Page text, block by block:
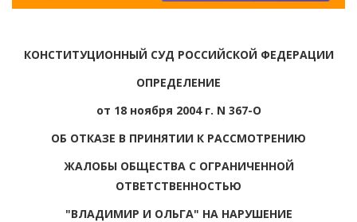
КОНСТИТУЦИОННЫЙ СУД РОССИЙСКОЙ ФЕДЕРАЦИИ
ОПРЕДЕЛЕНИЕ
от 18 ноября 2004 г. N 367-О
ОБ ОТКАЗЕ В ПРИНЯТИИ К РАССМОТРЕНИЮ
ЖАЛОБЫ ОБЩЕСТВА С ОГРАНИЧЕННОЙ
ОТВЕТСТВЕННОСТЬЮ
"ВЛАДИМИР И ОЛЬГА" НА НАРУШЕНИЕ